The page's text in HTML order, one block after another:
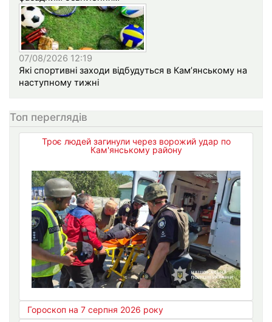
07/08/2026 12:19
Які спортивні заходи відбудуться в Кам’янському на
наступному тижні
Топ переглядів
Троє людей загинули через ворожий удар по
Кам'янському району
Гороскоп на 7 серпня 2026 року